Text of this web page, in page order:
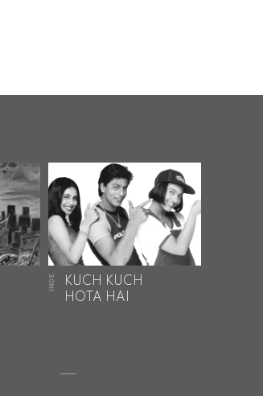
INDE
KUCH KUCH
HOTA HAI